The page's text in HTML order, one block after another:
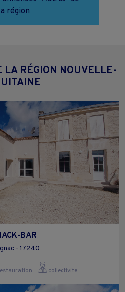
région
LA RÉGION NOUVELLE-
BAR
- 17240
collectivite